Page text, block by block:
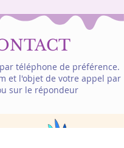
téléphone de préférence.
et l'objet de votre appel par
sur le répondeur